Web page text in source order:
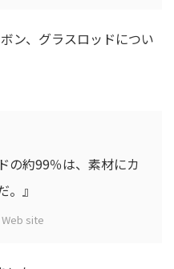
ン、グラスロッドについ
の約99％は、素材にカ
』
Web site